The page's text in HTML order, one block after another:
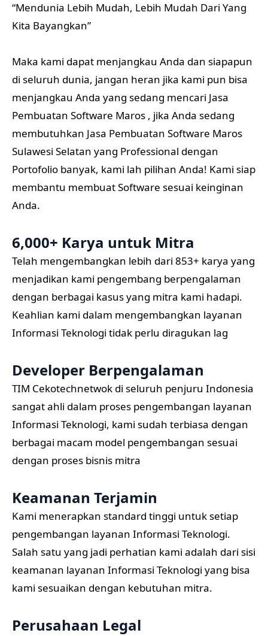
“Mendunia Lebih Mudah, Lebih Mudah Dari Yang
Kita Bayangkan”
Maka kami dapat menjangkau Anda dan siapapun
di seluruh dunia, jangan heran jika kami pun bisa
menjangkau Anda yang sedang mencari Jasa
Pembuatan Software Maros , jika Anda sedang
membutuhkan Jasa Pembuatan Software Maros
Sulawesi Selatan yang Professional dengan
Portofolio banyak, kami lah pilihan Anda! Kami siap
membantu membuat Software sesuai keinginan
Anda.
6,000+ Karya untuk Mitra
Telah mengembangkan lebih dari 853+ karya yang
menjadikan kami pengembang berpengalaman
dengan berbagai kasus yang mitra kami hadapi.
Keahlian kami dalam mengembangkan layanan
Informasi Teknologi tidak perlu diragukan lag
Developer Berpengalaman
TIM Cekotechnetwok di seluruh penjuru Indonesia
sangat ahli dalam proses pengembangan layanan
Informasi Teknologi, kami sudah terbiasa dengan
berbagai macam model pengembangan sesuai
dengan proses bisnis mitra
Keamanan Terjamin
Kami menerapkan standard tinggi untuk setiap
pengembangan layanan Informasi Teknologi.
Salah satu yang jadi perhatian kami adalah dari sisi
keamanan layanan Informasi Teknologi yang bisa
kami sesuaikan dengan kebutuhan mitra.
Perusahaan Legal